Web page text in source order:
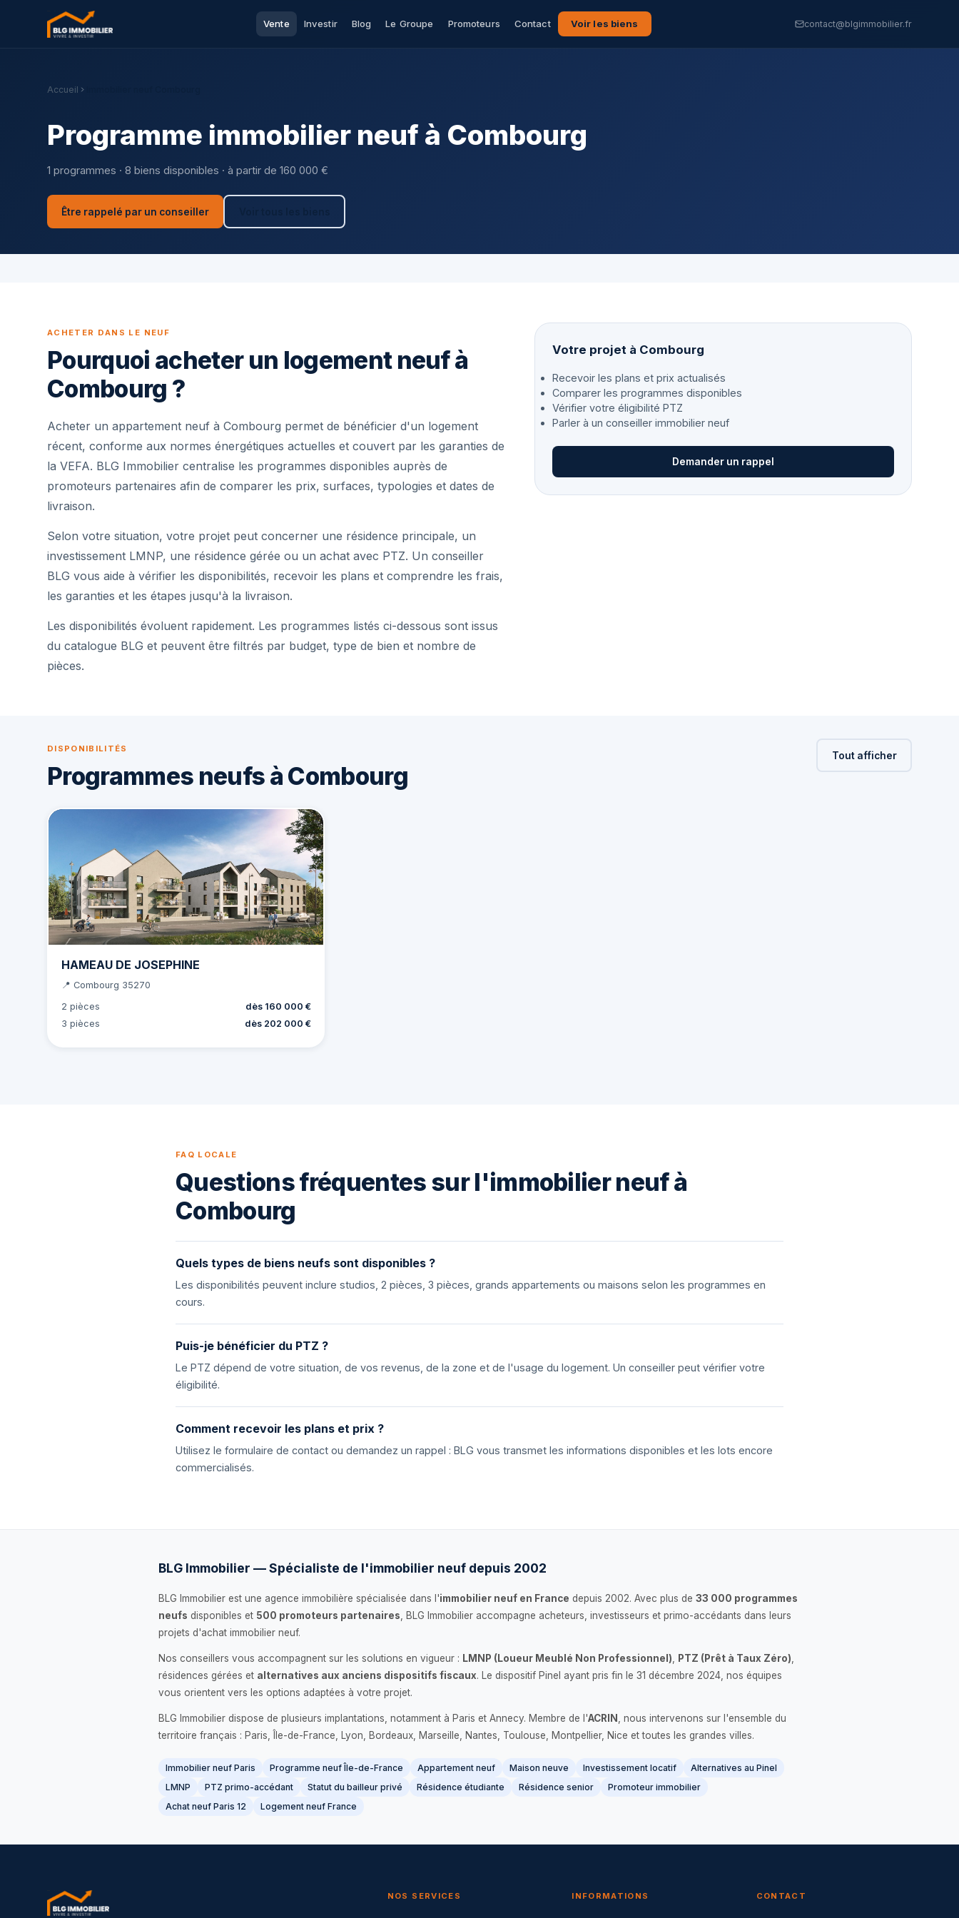
Vente Investir Blog Le Groupe Promoteurs Contact Voir les biens contact@blgimmobilier.fr
Accueil
Programme immobilier neuf à Combourg
1 programmes · 8 biens disponibles · à partir de 160 000 €
Être rappelé par un conseiller
ACHETER DANS LE NEUF
Pourquoi acheter un logement neuf à
Combourg ?
Acheter un appartement neuf à Combourg permet de bénéficier d'un logement
récent, conforme aux normes énergétiques actuelles et couvert par les garanties de
la VEFA. BLG Immobilier centralise les programmes disponibles auprès de
promoteurs partenaires afin de comparer les prix, surfaces, typologies et dates de
livraison.
Selon votre situation, votre projet peut concerner une résidence principale, un
investissement LMNP, une résidence gérée ou un achat avec PTZ. Un conseiller
BLG vous aide à vérifier les disponibilités, recevoir les plans et comprendre les frais,
les garanties et les étapes jusqu'à la livraison.
Les disponibilités évoluent rapidement. Les programmes listés ci-dessous sont issus
du catalogue BLG et peuvent être filtrés par budget, type de bien et nombre de
pièces.
Votre projet à Combourg
Recevoir les plans et prix actualisés
Comparer les programmes disponibles
Vérifier votre éligibilité PTZ
Parler à un conseiller immobilier neuf
Demander un rappel
DISPONIBILITÉS
Programmes neufs à Combourg
Tout afficher
HAMEAU DE JOSEPHINE
📍 Combourg 35270
2 pièces
dès 160 000 €
3 pièces
dès 202 000 €
FAQ LOCALE
Questions fréquentes sur l'immobilier neuf à
Combourg
Quels types de biens neufs sont disponibles ?
Les disponibilités peuvent inclure studios, 2 pièces, 3 pièces, grands appartements ou maisons selon les programmes en
cours.
Puis-je bénéficier du PTZ ?
Le PTZ dépend de votre situation, de vos revenus, de la zone et de l'usage du logement. Un conseiller peut vérifier votre
éligibilité.
Comment recevoir les plans et prix ?
Utilisez le formulaire de contact ou demandez un rappel : BLG vous transmet les informations disponibles et les lots encore
commercialisés.
BLG Immobilier — Spécialiste de l'immobilier neuf depuis 2002
BLG Immobilier est une agence immobilière spécialisée dans l'immobilier neuf en France depuis 2002. Avec plus de 33 000 programmes
neufs disponibles et 500 promoteurs partenaires , BLG Immobilier accompagne acheteurs, investisseurs et primo-accédants dans leurs
projets d'achat immobilier neuf.
Nos conseillers vous accompagnent sur les solutions en vigueur : LMNP (Loueur Meublé Non Professionnel) PTZ (Prêt à Taux Zéro)
résidences gérées et alternatives aux anciens dispositifs fiscaux. Le dispositif Pinel ayant pris fin le 31 décembre 2024, nos équipes
vous orientent vers les options adaptées à votre projet.
BLG Immobilier dispose de plusieurs implantations, notamment à Paris et Annecy. Membre de l'ACRIN
, nous intervenons sur l'ensemble du
territoire français : Paris, Île-de-France, Lyon, Bordeaux, Marseille, Nantes, Toulouse, Montpellier, Nice et toutes les grandes villes.
Immobilier neuf Paris Programme neuf Île-de-France Appartement neuf Maison neuve Investissement locatif
Alternatives au Pinel
LMNP
PTZ primo-accédant Statut du bailleur privé Résidence étudiante Résidence senior
Promoteur immobilier
Achat neuf Paris 12
Logement neuf France
NOS SERVICES INFORMATIONS CONTACT